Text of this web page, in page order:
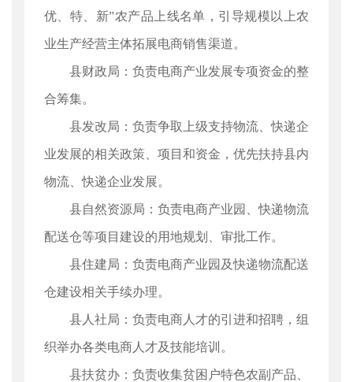
优、特、新”农产品上线名单，引导规模以上农
业生产经营主体拓展电商销售渠道。
县财政局：负责电商产业发展专项资金的整
合筹集。
县发改局：负责争取上级支持物流、快递企
业发展的相关政策、项目和资金，优先扶持县内
物流、快递企业发展。
县自然资源局：负责电商产业园、快递物流
配送仓等项目建设的用地规划、审批工作。
县住建局：负责电商产业园及快递物流配送
仓建设相关手续办理。
县人社局：负责电商人才的引进和招聘，组
织举办各类电商人才及技能培训。
县扶贫办：负责收集贫困户特色农副产品、